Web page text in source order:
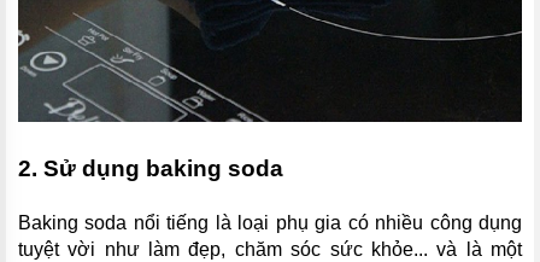
2. Sử dụng baking soda
Baking soda nổi tiếng là loại phụ gia có nhiều công dụng
tuyệt vời như làm đẹp, chăm sóc sức khỏe... và là một